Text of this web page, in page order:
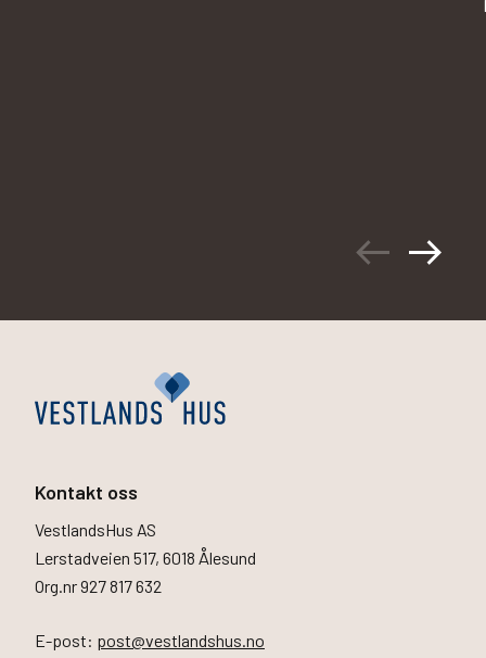
arrow_left_alt arrow_right_alt
Kontakt oss
VestlandsHus AS
Lerstadveien 517, 6018 Ålesund
Org.nr 927 817 632
E-post: post@vestlandshus.no